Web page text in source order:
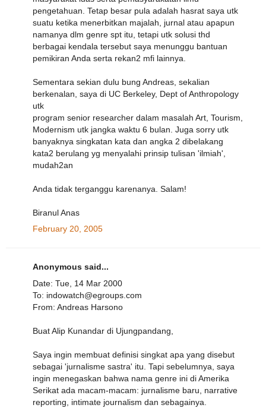
pengetahuan. Tetap besar pula adalah hasrat saya utk
suatu ketika menerbitkan majalah, jurnal atau apapun
namanya dlm genre spt itu, tetapi utk solusi thd
berbagai kendala tersebut saya menunggu bantuan
pemikiran Anda serta rekan2 mfi lainnya.
Sementara sekian dulu bung Andreas, sekalian
berkenalan, saya di UC Berkeley, Dept of Anthropology
utk
program senior researcher dalam masalah Art, Tourism,
Modernism utk jangka waktu 6 bulan. Juga sorry utk
banyaknya singkatan kata dan angka 2 dibelakang
kata2 berulang yg menyalahi prinsip tulisan 'ilmiah',
mudah2an
Anda tidak terganggu karenanya. Salam!
Biranul Anas
February 20, 2005
Anonymous said...
Date: Tue, 14 Mar 2000
To: indowatch@egroups.com
From: Andreas Harsono
Buat Alip Kunandar di Ujungpandang,
Saya ingin membuat definisi singkat apa yang disebut
sebagai 'jurnalisme sastra' itu. Tapi sebelumnya, saya
ingin menegaskan bahwa nama genre ini di Amerika
Serikat ada macam-macam: jurnalisme baru, narrative
reporting, intimate journalism dan sebagainya.